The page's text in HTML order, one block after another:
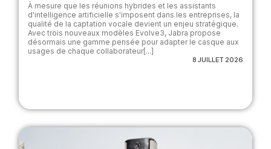
À mesure que les réunions hybrides et les assistants
d'intelligence artificielle s'imposent dans les entreprises, la
qualité de la captation vocale devient un enjeu stratégique.
Avec trois nouveaux modèles Evolve3, Jabra propose
désormais une gamme pensée pour adapter le casque aux
usages de chaque collaborateur[...]
8 JUILLET 2026